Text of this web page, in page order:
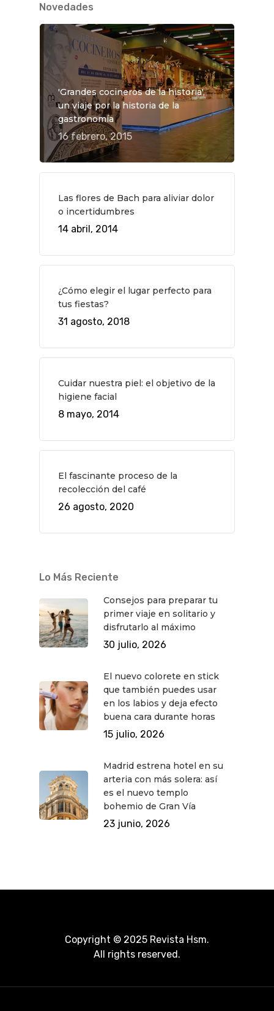
Novedades
'Grandes cocineros de la historia',
un viaje por la historia de la
gastronomía
16 febrero, 2015
Las flores de Bach para aliviar dolor
o incertidumbres
14 abril, 2014
¿Cómo elegir el lugar perfecto para
tus fiestas?
31 agosto, 2018
Cuidar nuestra piel: el objetivo de la
higiene facial
8 mayo, 2014
El fascinante proceso de la
recolección del café
26 agosto, 2020
Lo Más Reciente
Consejos para preparar tu
primer viaje en solitario y
disfrutarlo al máximo
30 julio, 2026
El nuevo colorete en stick
que también puedes usar
en los labios y deja efecto
buena cara durante horas
15 julio, 2026
Madrid estrena hotel en su
arteria con más solera: así
es el nuevo templo
bohemio de Gran Vía
23 junio, 2026
Copyright © 2025 Revista Hsm.
All rights reserved.
QUÉ HACER
Novedades
GASTRO
Bares Y Cafés
CONTACTO